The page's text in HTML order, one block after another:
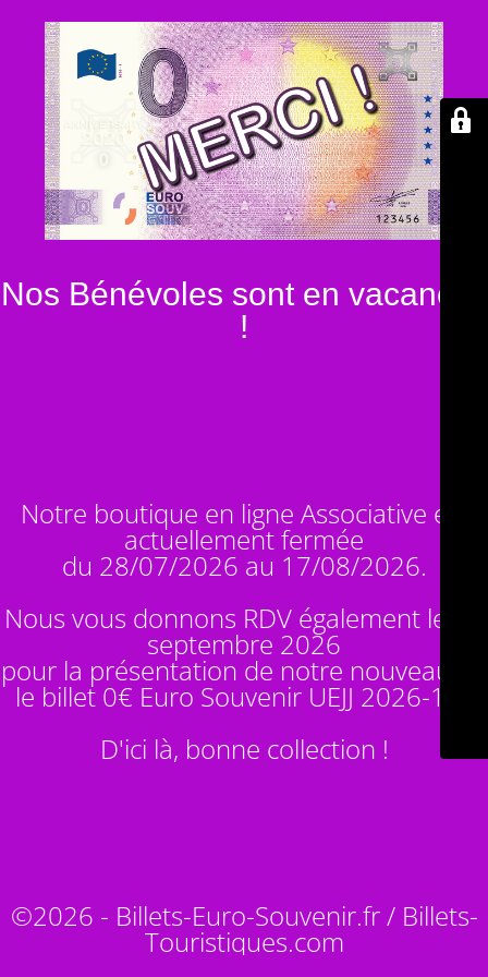
Nos Bénévoles sont en vacances
!
Notre boutique en ligne Associative est
actuellement fermée
du 28/07/2026 au 17/08/2026.
Nous vous donnons RDV également le 14
septembre 2026
pour la présentation de notre nouveauté :
le billet 0€ Euro Souvenir UEJJ 2026-10
D'ici là, bonne collection !
©2026 - Billets-Euro-Souvenir.fr / Billets-
Touristiques.com